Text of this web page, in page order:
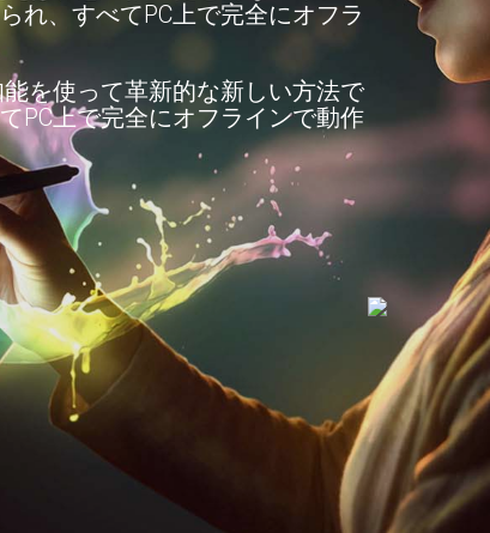
れ、すべてPC上で完全にオフラ
を使って革新的な新しい方法で
PC上で完全にオフラインで動作